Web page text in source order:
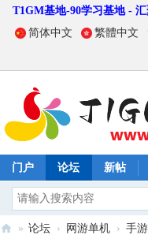
T1GM基地-90学习基地 -
简体中文
繁體中文
门户 论坛 新帖
» 论坛 › 网游单机 › 手